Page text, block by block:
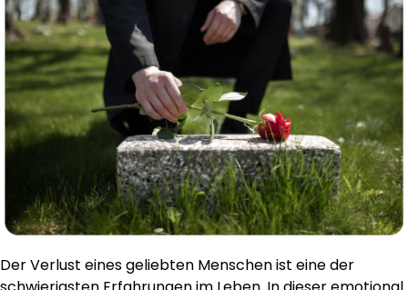
Der Verlust eines geliebten Menschen ist eine der